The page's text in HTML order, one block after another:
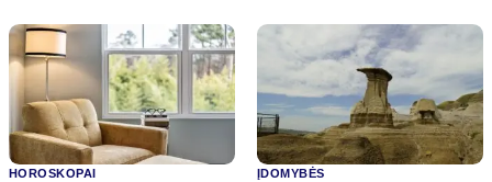
HOROSKOPAI ĮDOMYBĖS